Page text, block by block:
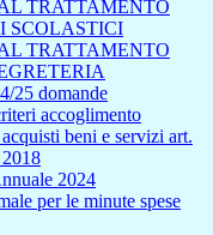
TRATTAMENTO
SCOLASTICI
TRATTAMENTO
25 domande
accoglimento
beni e servizi art.
2024
per le minute spese